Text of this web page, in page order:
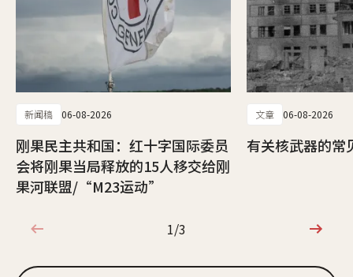
新闻稿 06-08-2026
刚果民主共和国：红十字国际委员
会将刚果当局释放的15人移交给刚
果河联盟/“M23运动”
文章 06-08-2026
有关核武器的常
1/3
1/3